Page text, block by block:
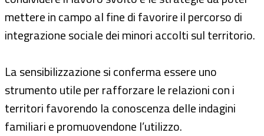
mettere in campo al fine di favorire il percorso di
integrazione sociale dei minori accolti sul territorio.
La sensibilizzazione si conferma essere uno
strumento utile per rafforzare le relazioni con i
territori favorendo la conoscenza delle indagini
familiari e promuovendone l’utilizzo.